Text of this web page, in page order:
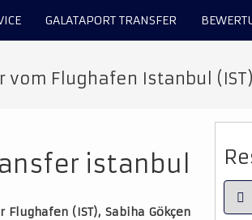
GALATAPORT TRANSFER
vom Flughafen Istanbul
istanbul
(IST), Sabiha Gökçen